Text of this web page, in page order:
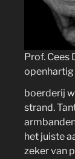
Prof. Cees
boerderij
strand.
het juiste
zeker van